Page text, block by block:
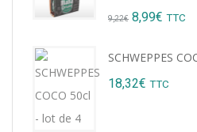
9,22€ Original
8,99€ Current
TTC
SCHWEPPES
18,32€ TTC